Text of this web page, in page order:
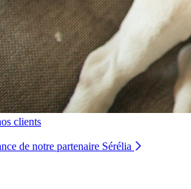
clients
de notre partenaire Sérélia